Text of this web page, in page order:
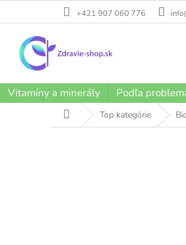
+421 907 060 776
Vitamíny a minerály Podľa
DomovTop kategórie